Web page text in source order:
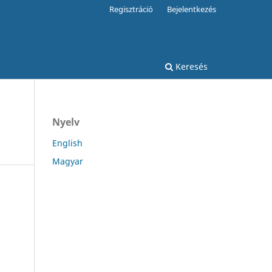
Keresés
Regisztráció Bejelentkezés
Nyelv
English
Magyar